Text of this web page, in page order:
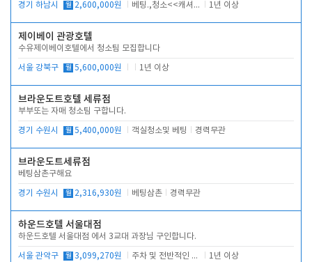
경기 하남시 월 2,600,000원 베팅.,청소<<캐셔 모셔봅니다. 1년 이상
제이베이 관광호텔
수유제이베이호텔에서 청소팀 모집합니다
서울 강북구 월 5,600,000원 1년 이상
브라운도트호텔 세류점
부부또는 자매 청소팀 구합니다.
경기 수원시 월 5,400,000원 객실청소및 베팅 경력무관
브라운도트세류점
베팅삼촌구해요
경기 수원시 월 2,316,930원 베팅삼촌 경력무관
하운드호텔 서울대점
하운드호텔 서울대점 에서 3교대 과장님 구인합니다.
서울 관악구 월 3,099,270원 주차 및 전반적인 당번업무 1년 이상